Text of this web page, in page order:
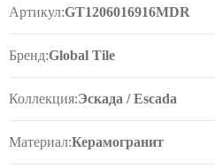
Артикул:GT1206016916MDR
Бренд:Global Tile
Коллекция:Эскада / Escada
Материал:Керамогранит